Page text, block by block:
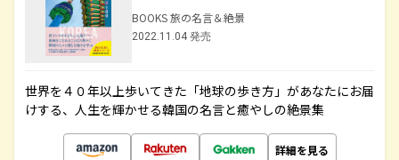
BOOKS 旅の名言＆絶景
2022.11.04 発売
世界を４０年以上歩いてきた「地球の歩き方」があなたにお届
けする、人生を輝かせる韓国の名言と癒やしの絶景集
詳細を見る